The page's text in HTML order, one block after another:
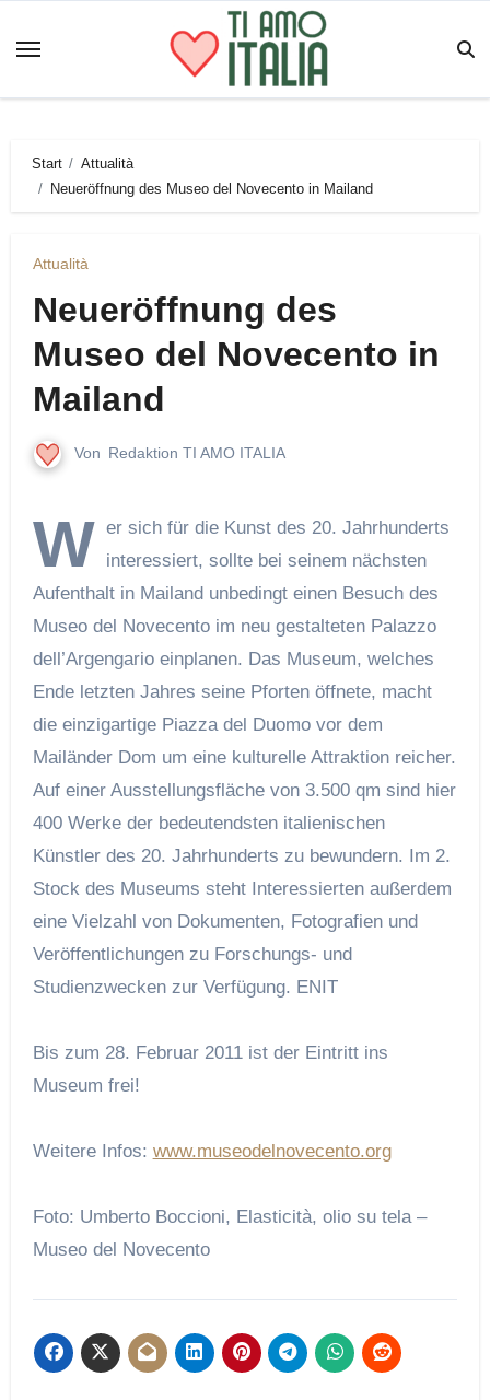
Inhalt
Start
Attualità
Neueröffnung des Museo del Novecento in Mailand
Attualità
Neueröffnung des
Museo del Novecento in
Mailand
Von Redaktion TI AMO ITALIA
W er sich für die Kunst des 20. Jahrhunderts
interessiert, sollte bei seinem nächsten
Aufenthalt in Mailand unbedingt einen Besuch des
Museo del Novecento im neu gestalteten Palazzo
dell’Argengario einplanen. Das Museum, welches
Ende letzten Jahres seine Pforten öffnete, macht
die einzigartige Piazza del Duomo vor dem
Mailänder Dom um eine kulturelle Attraktion reicher.
Auf einer Ausstellungsfläche von 3.500 qm sind hier
400 Werke der bedeutendsten italienischen
Künstler des 20. Jahrhunderts zu bewundern. Im 2.
Stock des Museums steht Interessierten außerdem
eine Vielzahl von Dokumenten, Fotografien und
Veröffentlichungen zu Forschungs- und
Studienzwecken zur Verfügung. ENIT
Bis zum 28. Februar 2011 ist der Eintritt ins
Museum frei!
Weitere Infos: www.museodelnovecento.org
Foto: Umberto Boccioni, Elasticità, olio su tela –
Museo del Novecento